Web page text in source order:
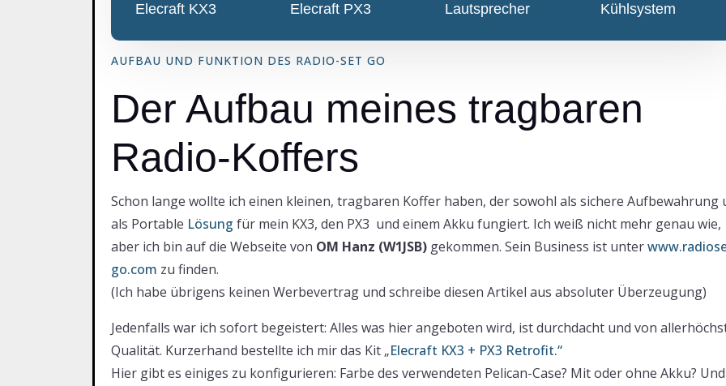
Elecraft KX3 Elecraft PX3 Lautsprecher Kühlsystem
AUFBAU UND FUNKTION DES RADIO-SET GO
Der Aufbau meines tragbaren
Radio-Koffers
Schon lange wollte ich einen kleinen, tragbaren Koffer haben, der sowohl als sichere Aufbewahrung und
als Portable Lösung für mein KX3, den PX3 und einem Akku fungiert. Ich weiß nicht mehr genau wie,
aber ich bin auf die Webseite von OM Hanz (W1JSB) gekommen. Sein Business ist unter
go.com zu finden.
(Ich habe übrigens keinen Werbevertrag und schreibe diesen Artikel aus absoluter Überzeugung)
Jedenfalls war ich sofort begeistert: Alles was hier angeboten wird, ist durchdacht und von
Qualität. Kurzerhand bestellte ich mir das Kit „Elecraft KX3 + PX3 Retrofit.“
Hier gibt es einiges zu konfigurieren: Farbe des verwendeten Pelican-Case? Mit oder ohne Akku? Und